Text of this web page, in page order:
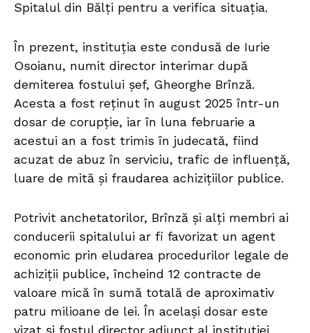
Spitalul din Bălți pentru a verifica situația.
În prezent, instituția este condusă de Iurie
Osoianu, numit director interimar după
demiterea fostului șef, Gheorghe Brînză.
Acesta a fost reținut în august 2025 într-un
dosar de corupție, iar în luna februarie a
acestui an a fost trimis în judecată, fiind
acuzat de abuz în serviciu, trafic de influență,
luare de mită și fraudarea achizițiilor publice.
Potrivit anchetatorilor, Brînză și alți membri ai
conducerii spitalului ar fi favorizat un agent
economic prin eludarea procedurilor legale de
achiziții publice, încheind 12 contracte de
valoare mică în sumă totală de aproximativ
patru milioane de lei. În același dosar este
vizat și fostul director adjunct al instituției,